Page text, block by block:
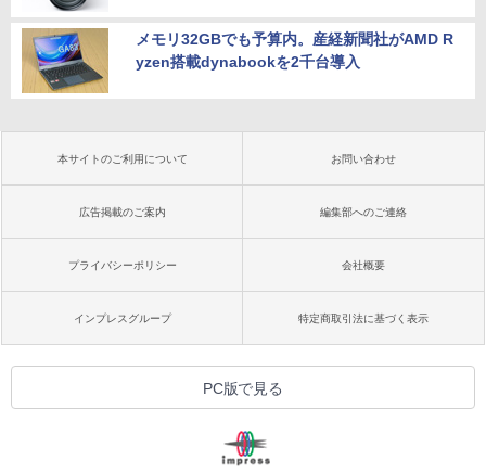
メモリ32GBでも予算内。産経新聞社がAMD R
yzen搭載dynabookを2千台導入
本サイトのご利用について お問い合わせ
広告掲載のご案内 編集部へのご連絡
プライバシーポリシー 会社概要
インプレスグループ 特定商取引法に基づく表示
PC版で見る